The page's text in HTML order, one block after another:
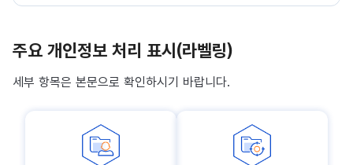
주요 개인정보 처리 표시(라벨링)
세부 항목은 본문으로 확인하시기 바랍니다.